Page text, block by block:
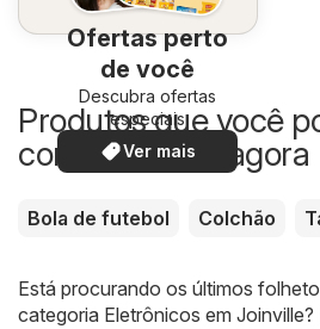
Ofertas perto
de você
Descubra ofertas
especiais
Ver mais
Produtos que você
com desconto agora
Bola de futebol Colchão
Está procurando os últimos
categoria Eletrônicos em